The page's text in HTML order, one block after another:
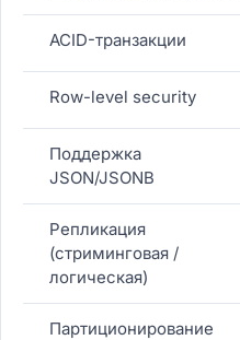
ACID-транзакции
Row-level security
Поддержка
JSON/JSONB
Репликация
(стриминговая /
логическая)
Партиционирование